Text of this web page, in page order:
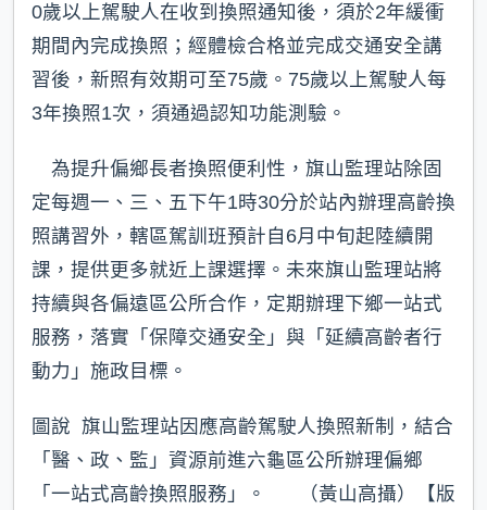
0歲以上駕駛人在收到換照通知後，須於2年緩衝
期間內完成換照；經體檢合格並完成交通安全講
習後，新照有效期可至75歲。75歲以上駕駛人每
3年換照1次，須通過認知功能測驗。
為提升偏鄉長者換照便利性，旗山監理站除固
定每週一、三、五下午1時30分於站內辦理高齡換
照講習外，轄區駕訓班預計自6月中旬起陸續開
課，提供更多就近上課選擇。未來旗山監理站將
持續與各偏遠區公所合作，定期辦理下鄉一站式
服務，落實「保障交通安全」與「延續高齡者行
動力」施政目標。
圖說 旗山監理站因應高齡駕駛人換照新制，結合
「醫、政、監」資源前進六龜區公所辦理偏鄉
「一站式高齡換照服務」。 （黃山高攝）【版